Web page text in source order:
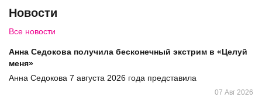
Новости
Все новости
Анна Седокова получила бесконечный экстрим в «Целуй
меня»
Анна Седокова 7 августа 2026 года представила
07 Авг 2026